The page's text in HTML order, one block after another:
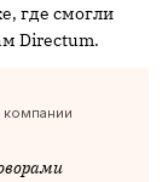
где смогли
Directum.
компании